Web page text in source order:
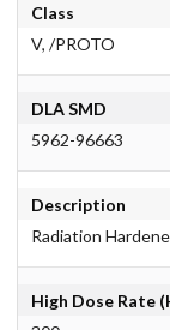
Class
V, /PROTO
DLA SMD
5962-96663
Description
Radiation
High Dose Rate